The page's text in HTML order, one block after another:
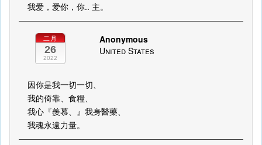
我爱，爱你，你.. 主。
二月
26
2022
Anonymous
United States
因你是我一切一切、
我的倚靠、食糧、
我心『羨慕、』我身醫藥、
我魂永遠力量。